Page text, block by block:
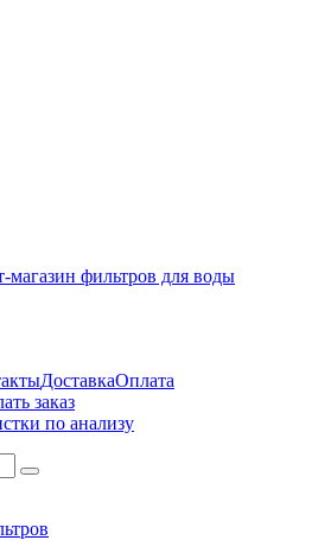
ДоставкаОплата
заказ
по анализу